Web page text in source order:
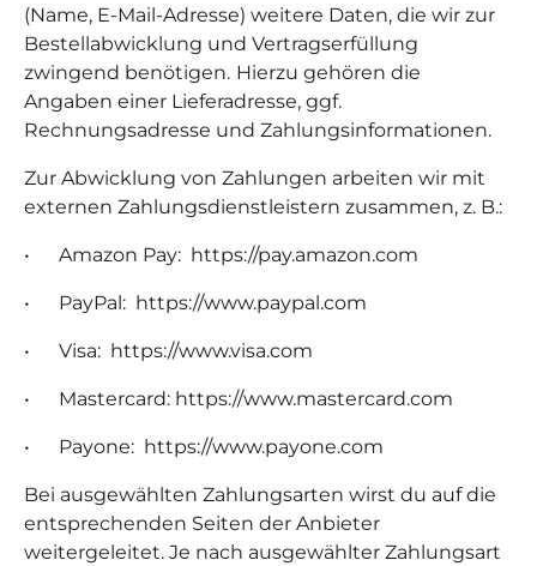
(Name, E-Mail-Adresse) weitere Daten, die wir zur
Bestellabwicklung und Vertragserfüllung
zwingend benötigen. Hierzu gehören die
Angaben einer Lieferadresse, ggf.
Rechnungsadresse und Zahlungsinformationen.
Zur Abwicklung von Zahlungen arbeiten wir mit
externen Zahlungsdienstleistern zusammen, z. B.:
• Amazon Pay: https://pay.amazon.com
• PayPal: https://www.paypal.com
• Visa: https://www.visa.com
• Mastercard: https://www.mastercard.com
• Payone: https://www.payone.com
Bei ausgewählten Zahlungsarten wirst du auf die
entsprechenden Seiten der Anbieter
weitergeleitet. Je nach ausgewählter Zahlungsart